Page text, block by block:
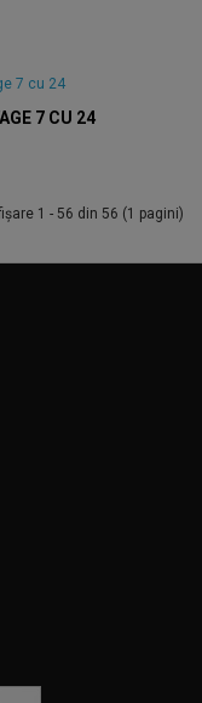
7 CU 24
1 - 56 din 56 (1 pagini)